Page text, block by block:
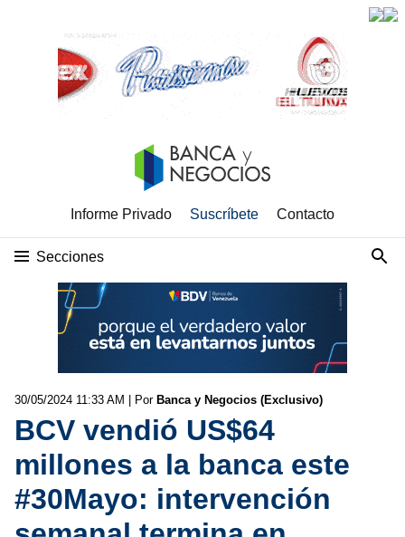
Informe Privado Suscríbete Contacto
Secciones
30/05/2024 11:33 AM | Por Banca y Negocios (Exclusivo)
BCV vendió US$64
millones a la banca este
#30Mayo: intervención